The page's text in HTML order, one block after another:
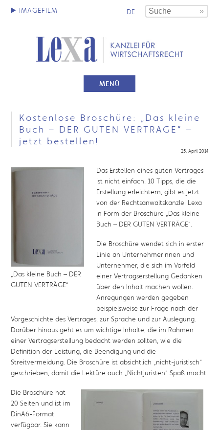
DE
MENÜ
Kostenlose Broschüre: „Das kleine
Buch – DER GUTEN VERTRÄGE“ –
jetzt bestellen!
25. April 2014
„Das kleine Buch – DER
GUTEN VERTRÄGE“
Das Erstellen eines guten Vertrages
ist nicht einfach. 10 Tipps, die die
Erstellung erleichtern, gibt es jetzt
von der Rechtsanwaltskanzlei Lexa
in Form der Broschüre „Das kleine
Buch – DER GUTEN VERTRÄGE“.
Die Broschüre wendet sich in erster
Linie an Unternehmerinnen und
Unternehmer, die sich im Vorfeld
einer Vertragserstellung Gedanken
über den Inhalt machen wollen.
Anregungen werden gegeben
beispielsweise zur Frage nach der
Vorgeschichte des Vertrages, zur Sprache und zur Auslegung.
Darüber hinaus geht es um wichtige Inhalte, die im Rahmen
einer Vertragserstellung bedacht werden sollten, wie die
Definition der Leistung, die Beendigung und die
Streitvermeidung. Die Broschüre ist absichtlich „nicht-juristisch“
geschrieben, damit die Lektüre auch „Nichtjuristen“ Spaß macht.
Die Broschüre hat
20 Seiten und ist im
DinA6-Format
verfügbar. Sie kann